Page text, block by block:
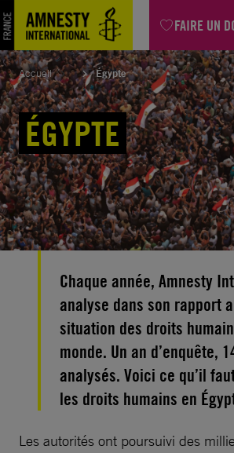
FAIRE UN
Aller
au
contenu
Accueil Égypte
ÉGYPTE
Chaque année, Amnesty
analyse dans son rapport
situation des droits
monde. Un an d’enquête,
analysés. Voici ce qu’il
les droits humains en
Les autorités ont poursuivi des